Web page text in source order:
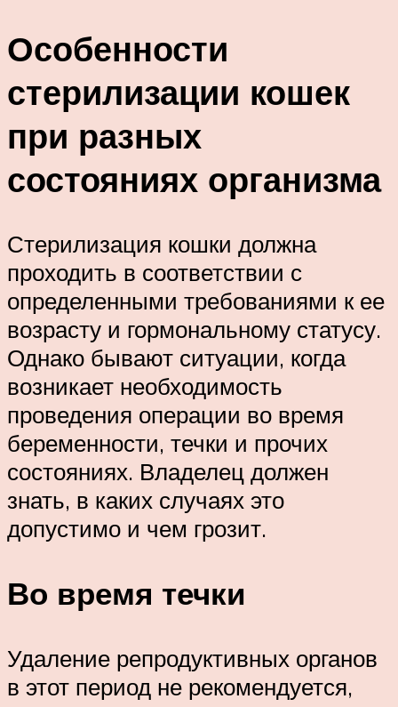
Особенности
стерилизации кошек
при разных
состояниях организма
Стерилизация кошки должна
проходить в соответствии с
определенными требованиями к ее
возрасту и гормональному статусу.
Однако бывают ситуации, когда
возникает необходимость
проведения операции во время
беременности, течки и прочих
состояниях. Владелец должен
знать, в каких случаях это
допустимо и чем грозит.
Во время течки
Удаление репродуктивных органов
в этот период не рекомендуется,